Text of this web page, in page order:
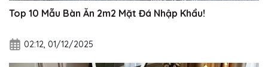
Top 10 Mẫu Bàn Ăn 2m2 Mặt Đá Nhập Khẩu!
02:12, 01/12/2025